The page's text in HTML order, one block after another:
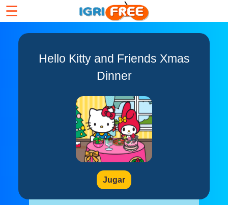
☰
Hello Kitty and Friends Xmas
Dinner
Jugar